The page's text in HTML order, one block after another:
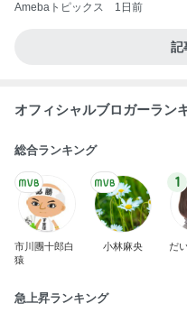
Amebaトピックス 1日前
記
オフィシャルブロガーラン
総合ランキング
市川團十郎白
猿
小林麻央
1
だ
急上昇ランキング